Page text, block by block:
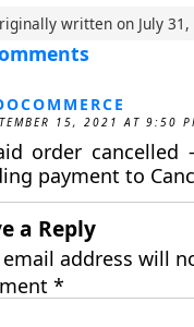
written on July
15, 2021 AT 9:50
order
payment to
a Reply
email address will
*